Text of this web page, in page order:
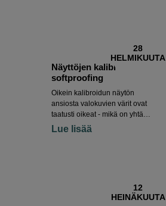
28
HELMIKUUTA
Näyttöjen kalibrointi ja
softproofing
Oikein kalibroidun näytön
ansiosta valokuvien värit ovat
taatusti oikeat - mikä on yhtä
tärkeää niin tulostuksessa kuin
on. Täällä käymme läpi, miten se
toimii ja suosittelemme tuotteita,
Lue lisää
12
HEINÄKUUTA